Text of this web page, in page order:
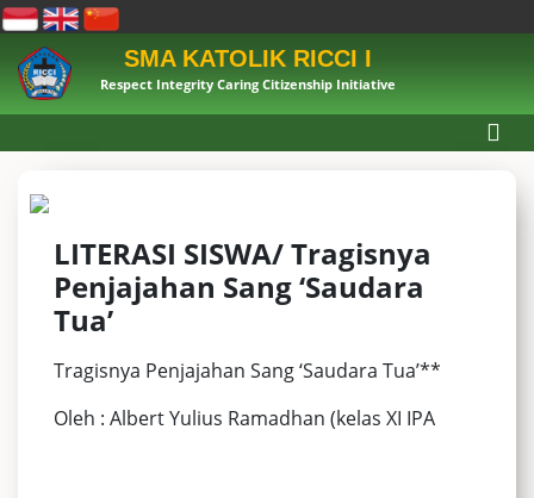
SMA KATOLIK RICCI I
Respect Integrity Caring Citizenship Initiative
LITERASI SISWA/ Tragisnya
Penjajahan Sang ‘Saudara
Tua’
Tragisnya Penjajahan Sang ‘Saudara Tua’**
Oleh : Albert Yulius Ramadhan (kelas XI IPA